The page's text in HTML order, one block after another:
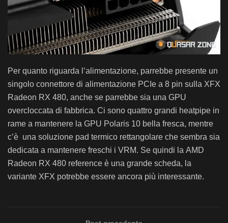
Per quanto riguarda l’alimentazione, parrebbe presente un
singolo connettore di alimentazione PCIe a 8 pin sulla XFX
Radeon RX 480, anche se parrebbe sia una GPU
overcloccata di fabbrica. Ci sono quattro grandi heatpipe in
rame a mantenere la GPU Polaris 10 bella fresca, mentre
c’è una soluzione pad termico rettangolare che sembra sia
dedicata a mantenere freschi i VRM. Se quindi la AMD
Radeon RX 480 reference è una grande scheda, la
variante XFX potrebbe essere ancora più interessante.